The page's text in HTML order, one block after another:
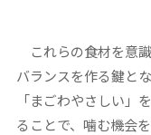
これらの食材を意
バランスを作る鍵と
「まごわやさしい」
ることで、噛む機会